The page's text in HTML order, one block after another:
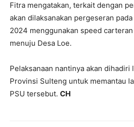
Fitra mengatakan, terkait dengan
akan dilaksanakan pergeseran
2024 menggunakan speed
menuju Desa Loe.
Pelaksanaan nantinya akan dihadiri
Provinsi Sulteng untuk memantau
PSU tersebut. CH